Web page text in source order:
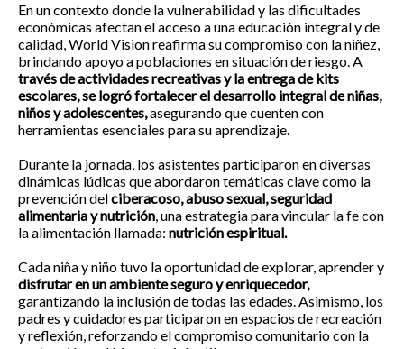
En un contexto donde la vulnerabilidad y las dificultades
económicas afectan el acceso a una educación integral y de
calidad, World Vision reafirma su compromiso con la niñez,
brindando apoyo a poblaciones en situación de riesgo. A
través de actividades recreativas y la entrega de kits
escolares, se logró fortalecer el desarrollo integral de niñas,
niños y adolescentes,asegurando que cuenten con
herramientas esenciales para su aprendizaje.
Durante la jornada, los asistentes participaron en diversas
dinámicas lúdicas que abordaron temáticas clave como la
prevención delciberacoso, abuso sexual, seguridad
alimentaria y nutrición, una estrategia para vincular la fe con
la alimentación llamada: nutrición espiritual.
Cada niña y niño tuvo la oportunidad de explorar, aprender y
disfrutar en un ambiente seguro y enriquecedor,
garantizando la inclusión de todas las edades. Asimismo, los
padres y cuidadores participaron en espacios de recreación
y reflexión, reforzando el compromiso comunitario con la